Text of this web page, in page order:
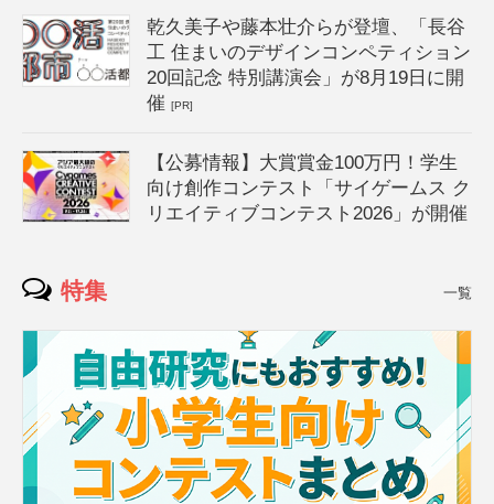
乾久美子や藤本壮介らが登壇、「長谷
工 住まいのデザインコンペティション
20回記念 特別講演会」が8月19日に開
催[PR]
【公募情報】大賞賞金100万円！学生
向け創作コンテスト「サイゲームス ク
リエイティブコンテスト2026」が開催
特集 一覧